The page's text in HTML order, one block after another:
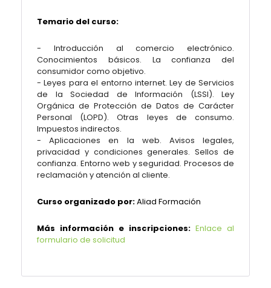
Temario del curso:
- Introducción al comercio electrónico.
Conocimientos básicos. La confianza del
consumidor como objetivo.
- Leyes para el entorno internet. Ley de Servicios
de la Sociedad de Información (LSSI). Ley
Orgánica de Protección de Datos de Carácter
Personal (LOPD). Otras leyes de consumo.
Impuestos indirectos.
- Aplicaciones en la web. Avisos legales,
privacidad y condiciones generales. Sellos de
confianza. Entorno web y seguridad. Procesos de
reclamación y atención al cliente.
Curso organizado por:Aliad Formación
Más información e inscripciones: Enlace al
formulario de solicitud